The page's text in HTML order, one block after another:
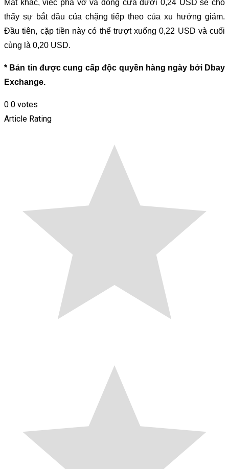
Mặt khác, việc phá vỡ và đóng cửa dưới 0,24 USD sẽ cho
thấy sự bắt đầu của chặng tiếp theo của xu hướng giảm.
Đầu tiên, cặp tiền này có thể trượt xuống 0,22 USD và cuối
cùng là 0,20 USD.
* Bản tin được cung cấp độc quyền hàng ngày bởi Dbay
Exchange.
0 0 votes
Article Rating